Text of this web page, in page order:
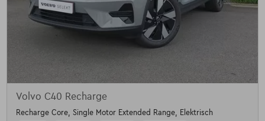
Volvo C40 Recharge
Recharge Core, Single Motor Extended Range, Elektrisch